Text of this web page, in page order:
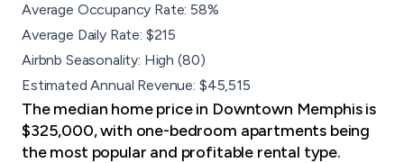
Average Occupancy Rate: 58%
Average Daily Rate: $215
Airbnb Seasonality: High (80)
Estimated Annual Revenue: $45,515
The median home price in Downtown Memphis is
$325,000, with one-bedroom apartments being
the most popular and profitable rental type.